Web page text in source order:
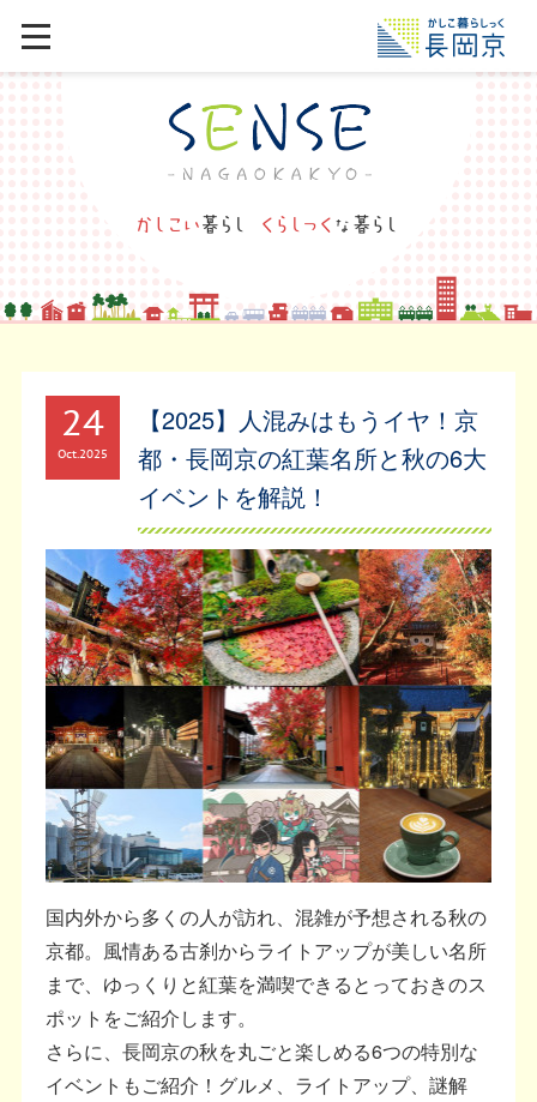
24
Oct2025
【2025】人混みはもうイヤ！京
都・長岡京の紅葉名所と秋の6大
イベントを解説！
国内外から多くの人が訪れ、混雑が予想される秋の
京都。風情ある古刹からライトアップが美しい名所
まで、ゆっくりと紅葉を満喫できるとっておきのス
ポットをご紹介します。
さらに、長岡京の秋を丸ごと楽しめる6つの特別な
イベントもご紹介！グルメ、ライトアップ、謎解